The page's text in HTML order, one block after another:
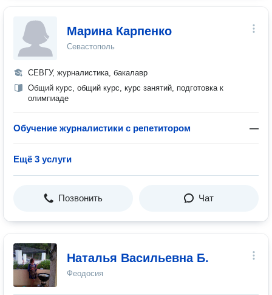
Марина Карпенко
Севастополь
СЕВГУ, журналистика, бакалавр
Общий курс, общий курс, курс занятий, подготовка к
олимпиаде
Обучение журналистики с репетитором —
Ещё 3 услуги
Позвонить Чат
Наталья Васильевна Б.
Феодосия